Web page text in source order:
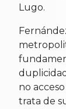
Lugo.
no
trata de